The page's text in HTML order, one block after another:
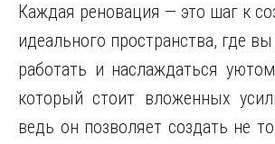
Каждая реновация — это шаг к
идеального пространства, где
работать и наслаждаться
который стоит вложенных
ведь он позволяет создать не